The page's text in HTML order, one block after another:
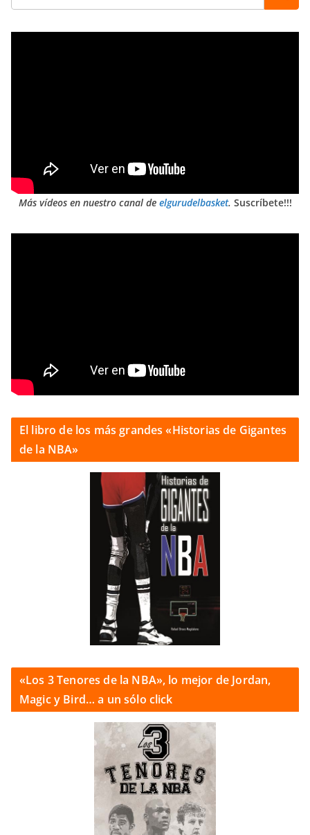
Más vídeos en nuestro canal de elgurudelbasket. Suscríbete!!!
El libro de los más grandes «Historias de Gigantes
de la NBA»
«Los 3 Tenores de la NBA», lo mejor de Jordan,
Magic y Bird… a un sólo click